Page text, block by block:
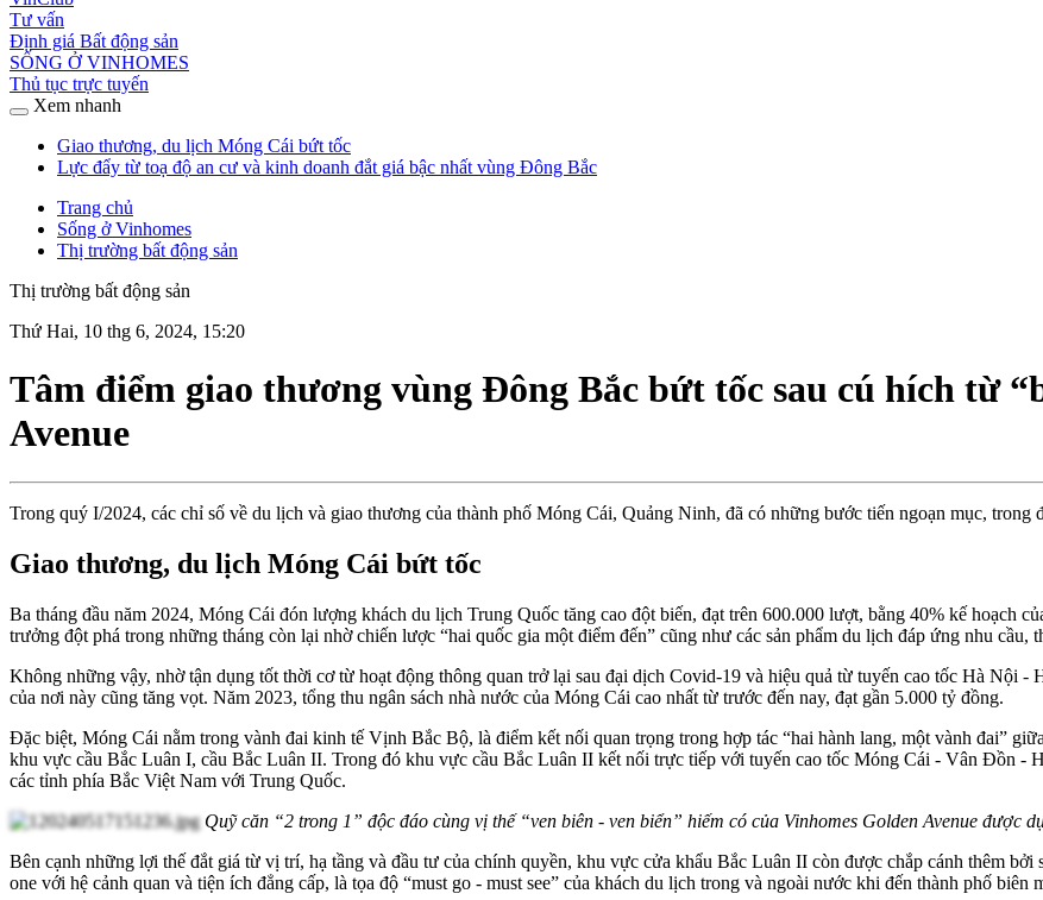
Tư vấn
Định giá Bất động sản
SỐNG Ở VINHOMES
Thủ tục trực tuyến
Xem nhanh
Giao thương, du lịch Móng Cái bứt tốc
Lực đẩy từ toạ độ an cư và kinh doanh đắt giá bậc nhất vùng Đông Bắc
Trang chủ
Sống ở Vinhomes
Thị trường bất động sản
Thị trường bất động sản
Thứ Hai, 10 thg 6, 2024, 15:20
Tâm điểm giao thương vùng Đông Bắc bứt tốc sau cú hích từ
Avenue
Trong quý I/2024, các chỉ số về du lịch và giao thương của thành phố Móng Cái, Quảng Ninh, đã có những bước tiến ngoạn mục, trong
Giao thương, du lịch Móng Cái bứt tốc
Ba tháng đầu năm 2024, Móng Cái đón lượng khách du lịch Trung Quốc tăng cao đột biến, đạt trên 600.000 lượt, bằng 40% kế hoạch
trưởng đột phá trong những tháng còn lại nhờ chiến lược “hai quốc gia một điểm đến” cũng như các sản phẩm du lịch đáp ứng nhu cầu,
Không những vậy, nhờ tận dụng tốt thời cơ từ hoạt động thông quan trở lại sau đại dịch Covid-19 và hiệu quả từ tuyến cao tốc Hà
của nơi này cũng tăng vọt. Năm 2023, tổng thu ngân sách nhà nước của Móng Cái cao nhất từ trước đến nay, đạt gần 5.000 tỷ đồng.
Đặc biệt, Móng Cái nằm trong vành đai kinh tế Vịnh Bắc Bộ, là điểm kết nối quan trọng trong hợp tác “hai hành lang, một vành đai”
khu vực cầu Bắc Luân I, cầu Bắc Luân II. Trong đó khu vực cầu Bắc Luân II kết nối trực tiếp với tuyến cao tốc Móng Cái - Vân Đồn -
các tỉnh phía Bắc Việt Nam với Trung Quốc.
Quỹ căn “2 trong 1” độc đáo cùng vị thế “ven biên - ven biển” hiếm có của Vinhomes Golden Avenue được
Bên cạnh những lợi thế đắt giá từ vị trí, hạ tầng và đầu tư của chính quyền, khu vực cửa khẩu Bắc Luân II còn được chắp cánh thêm
one với hệ cảnh quan và tiện ích đẳng cấp, là tọa độ “must go - must see” của khách du lịch trong và ngoài nước khi đến thành phố biên